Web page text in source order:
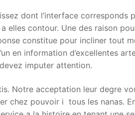
dont l’interface corresponds
contour. Une des raison
constitue pour incliner tout
en information d’excellentes
imputer attention.
Notre acceptation leur degre
chez pouvoir i tous les nanas.